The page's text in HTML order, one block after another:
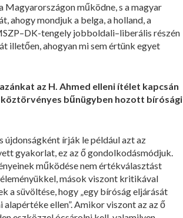
Magyarországon működne, s a magyar
ahogy mondjuk a belga, a holland, a
tengely jobboldali–liberális részén
illetően, ahogyan mi sem értünk egyet
az H. Ahmed elleni ítélet kapcsán
köztörvényes bűnügyben hozott bírósági
újdonságként írják le például azt az
gyakorlat, ez az ő gondolkodásmódjuk.
működése nem értékválasztást
mások viszont kritikával
a süvöltése, hogy „egy bíróság eljárását
ellen”. Amikor viszont az az ő